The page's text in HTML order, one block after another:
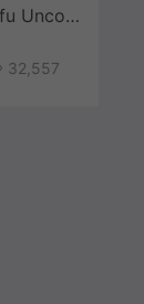
拯救美少女(Waifu Uncovered)飞行动作游戏|中文|攻略|评测|绿色版
32,557